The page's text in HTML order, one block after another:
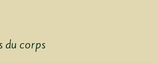
du corps